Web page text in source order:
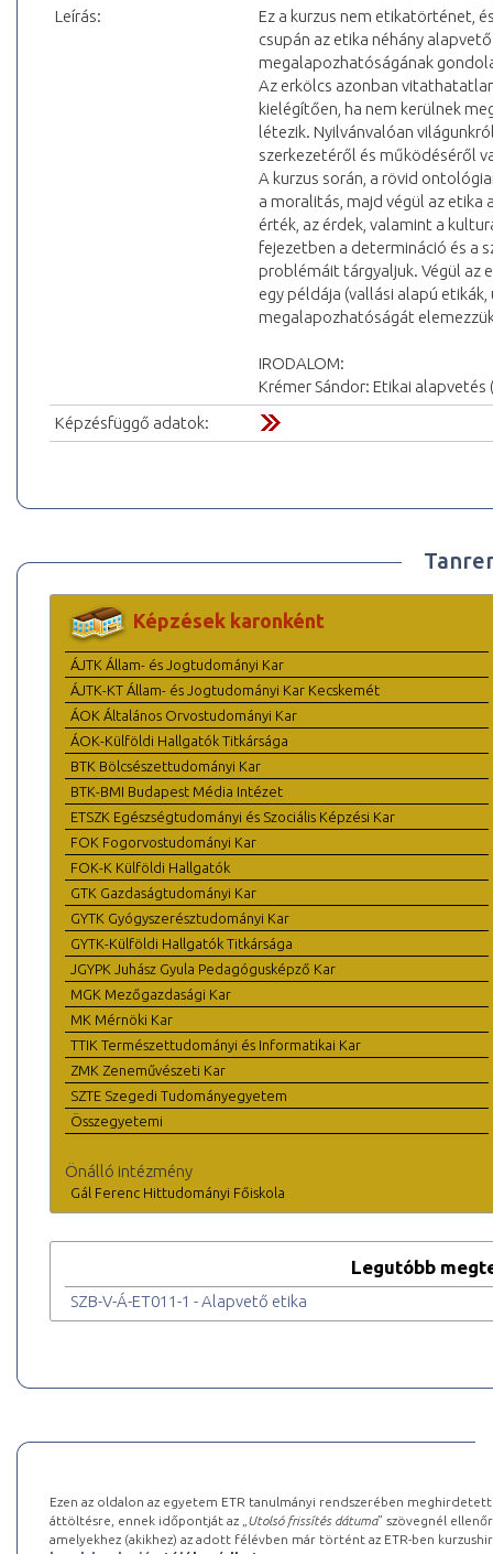
Leírás:
Ez a kurzus nem etikatörténet,
csupán az etika néhány
megalapozhatóságának
Az erkölcs azonban
kielégítően, ha nem kerülnek
létezik. Nyilvánvalóan
szerkezetéről és működéséről
A kurzus során, a rövid
a moralitás, majd végül az
érték, az érdek, valamint a
fejezetben a determináció és a
problémáit tárgyaljuk. Végül az
egy példája (vallási alapú
megalapozhatóságát
IRODALOM:
Krémer Sándor: Etikai alapvetés
Képzésfüggő adatok:
Képzések karonként
ÁJTK Állam- és Jogtudományi Kar
ÁJTK-KT Állam- és Jogtudományi Kar Kecskemét
ÁOK Általános Orvostudományi Kar
ÁOK-Külföldi Hallgatók Titkársága
BTK Bölcsészettudományi Kar
BTK-BMI Budapest Média Intézet
ETSZK Egészségtudományi és Szociális Képzési Kar
FOK Fogorvostudományi Kar
FOK-K Külföldi Hallgatók
GTK Gazdaságtudományi Kar
GYTK Gyógyszerésztudományi Kar
GYTK-Külföldi Hallgatók Titkársága
JGYPK Juhász Gyula Pedagógusképző Kar
MGK Mezőgazdasági Kar
MK Mérnöki Kar
TTIK Természettudományi és Informatikai Kar
ZMK Zeneművészeti Kar
SZTE Szegedi Tudományegyetem
Összegyetemi
Önálló intézmény
Gál Ferenc Hittudományi Főiskola
Legutóbb
SZB-V-Á-ET011-1 - Alapvető etika
Ezen az oldalon az egyetem ETR tanulmányi rendszerében
áttöltésre, ennek időpontját az „ Utolsó frissítés dátuma” szövegnél
amelyekhez (akikhez) az adott félévben már történt az ETR-ben